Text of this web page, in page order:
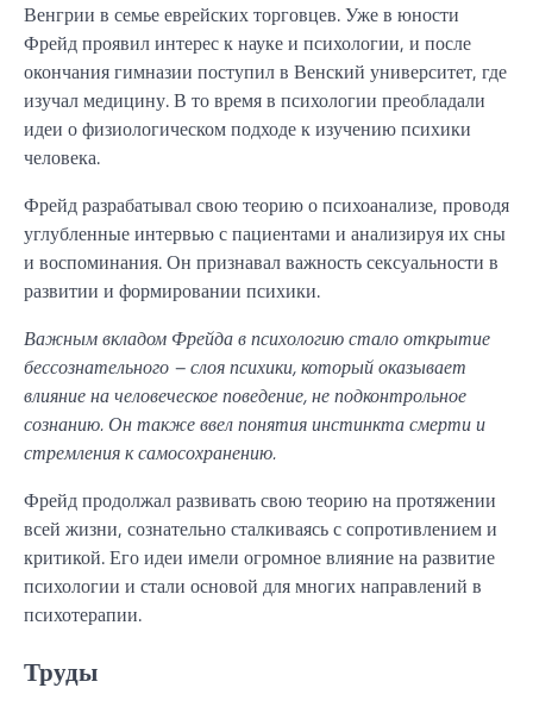
Венгрии в семье еврейских торговцев. Уже в юности
Фрейд проявил интерес к науке и психологии, и после
окончания гимназии поступил в Венский университет, где
изучал медицину. В то время в психологии преобладали
идеи о физиологическом подходе к изучению психики
человека.
Фрейд разрабатывал свою теорию о психоанализе, проводя
углубленные интервью с пациентами и анализируя их сны
и воспоминания. Он признавал важность сексуальности в
развитии и формировании психики.
Важным вкладом Фрейда в психологию стало открытие
бессознательного – слоя психики, который оказывает
влияние на человеческое поведение, не подконтрольное
сознанию. Он также ввел понятия инстинкта смерти и
стремления к самосохранению.
Фрейд продолжал развивать свою теорию на протяжении
всей жизни, сознательно сталкиваясь с сопротивлением и
критикой. Его идеи имели огромное влияние на развитие
психологии и стали основой для многих направлений в
психотерапии.
Труды